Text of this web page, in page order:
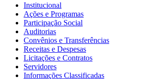
Institucional
Ações e Programas
Participação Social
Auditorias
Convênios e Transferências
Receitas e Despesas
Licitações e Contratos
Servidores
Informações Classificadas